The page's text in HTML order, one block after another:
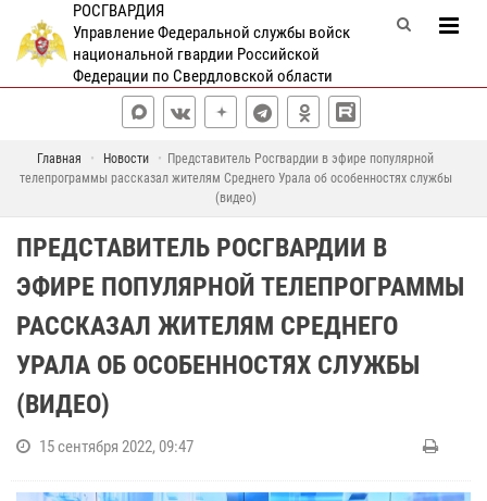
РОСГВАРДИЯ
Управление Федеральной службы войск
национальной гвардии Российской
Федерации по Свердловской области
Главная Новости
Представитель Росгвардии в эфире популярной
телепрограммы рассказал жителям Среднего Урала об особенностях службы
(видео)
ПРЕДСТАВИТЕЛЬ РОСГВАРДИИ В
ЭФИРЕ ПОПУЛЯРНОЙ ТЕЛЕПРОГРАММЫ
РАССКАЗАЛ ЖИТЕЛЯМ СРЕДНЕГО
УРАЛА ОБ ОСОБЕННОСТЯХ СЛУЖБЫ
(ВИДЕО)
15 сентября 2022, 09:47